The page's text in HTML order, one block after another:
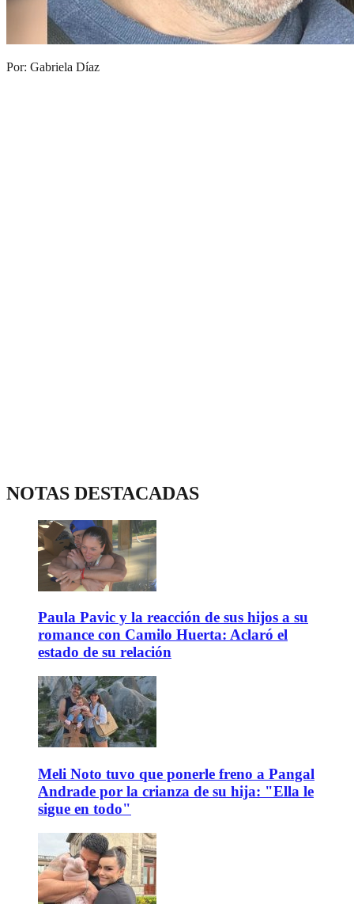
Por: Gabriela Díaz
NOTAS DESTACADAS
Paula Pavic y la reacción de sus hijos a su
romance con Camilo Huerta: Aclaró el
estado de su relación
Meli Noto tuvo que ponerle freno a Pangal
Andrade por la crianza de su hija: "Ella le
sigue en todo"